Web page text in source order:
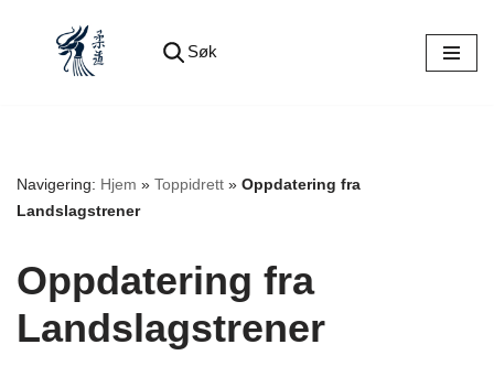
Søk
Navigering: Hjem » Toppidrett » Oppdatering fra
Landslagstrener
Oppdatering fra
Landslagstrener